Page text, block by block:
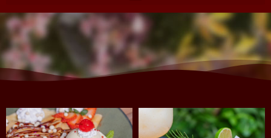
GALERÍA